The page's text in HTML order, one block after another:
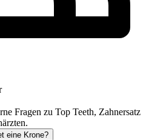
Fragen zu Top Teeth, Zahnersatz
eine Krone?